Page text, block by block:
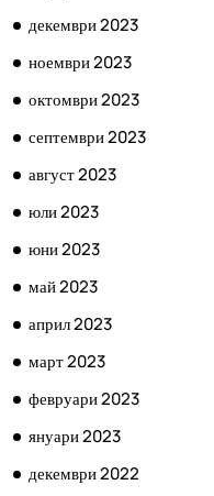
декември 2023
ноември 2023
октомври 2023
септември 2023
август 2023
юли 2023
юни 2023
май 2023
април 2023
март 2023
февруари 2023
януари 2023
декември 2022